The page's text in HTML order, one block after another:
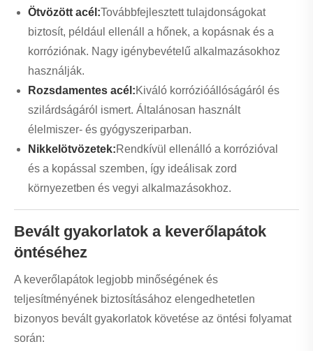
Ötvözött acél:Továbbfejlesztett tulajdonságokat
biztosít, például ellenáll a hőnek, a kopásnak és a
korróziónak. Nagy igénybevételű alkalmazásokhoz
használják.
Rozsdamentes acél:Kiváló korrózióállóságáról és
szilárdságáról ismert. Általánosan használt
élelmiszer- és gyógyszeriparban.
Nikkelötvözetek:Rendkívül ellenálló a korrózióval
és a kopással szemben, így ideálisak zord
környezetben és vegyi alkalmazásokhoz.
Bevált gyakorlatok a keverőlapátok
öntéséhez
A keverőlapátok legjobb minőségének és
teljesítményének biztosításához elengedhetetlen
bizonyos bevált gyakorlatok követése az öntési folyamat
során: